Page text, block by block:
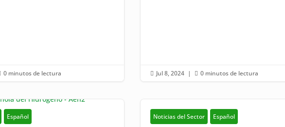
0 minutos de lectura  Jul 8, 2024 |  0 minutos de lectura
Español Noticias del Sector Español